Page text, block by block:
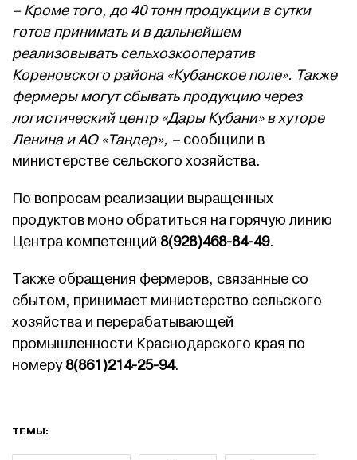
– Кроме того, до 40 тонн продукции в сутки
готов принимать и в дальнейшем
реализовывать сельхозкооператив
Кореновского района «Кубанское поле». Также
фермеры могут сбывать продукцию через
логистический центр «Дары Кубани» в хуторе
Ленина и АО «Тандер», – сообщили в
министерстве сельского хозяйства.
По вопросам реализации выращенных
продуктов моно обратиться на горячую линию
Центра компетенций 8(928)468-84-49.
Также обращения фермеров, связанные со
сбытом, принимает министерство сельского
хозяйства и перерабатывающей
промышленности Краснодарского края по
номеру8(861)214-25-94.
ТЕМЫ: